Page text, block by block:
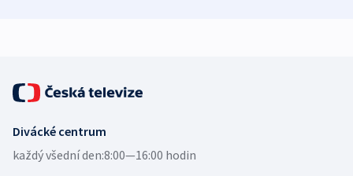
Divácké centrum
každý všední den:8:00—16:00 hodin